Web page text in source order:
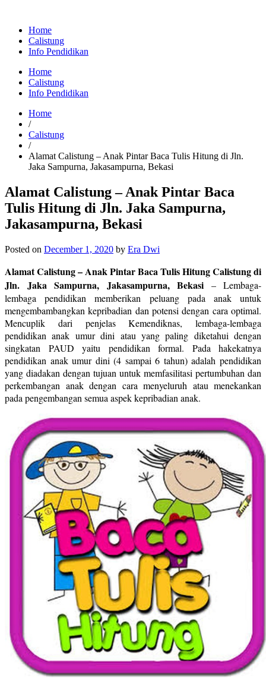
Home
Calistung
Info Pendidikan
Home
Calistung
Info Pendidikan
Home
/
Calistung
/
Alamat Calistung – Anak Pintar Baca Tulis Hitung di Jln.
Jaka Sampurna, Jakasampurna, Bekasi
Alamat Calistung – Anak Pintar Baca
Tulis Hitung di Jln. Jaka Sampurna,
Jakasampurna, Bekasi
Posted on December 1, 2020 by Era Dwi
Alamat Calistung – Anak Pintar Baca Tulis Hitung Calistung di
Jln. Jaka Sampurna, Jakasampurna, Bekasi – Lembaga-
lembaga pendidikan memberikan peluang pada anak untuk
mengembambangkan kepribadian dan potensi dengan cara optimal.
Mencuplik dari penjelas Kemendiknas, lembaga-lembaga
pendidikan anak umur dini atau yang paling diketahui dengan
singkatan PAUD yaitu pendidikan formal. Pada hakekatnya
pendidikan anak umur dini (4 sampai 6 tahun) adalah pendidikan
yang diadakan dengan tujuan untuk memfasilitasi pertumbuhan dan
perkembangan anak dengan cara menyeluruh atau menekankan
pada pengembangan semua aspek kepribadian anak.